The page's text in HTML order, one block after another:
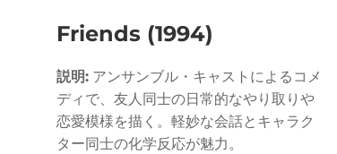
Friends (1994)
説明: アンサンブル・キャストによるコメ
ディで、友人同士の日常的なやり取りや
恋愛模様を描く。軽妙な会話とキャラク
ター同士の化学反応が魅力。